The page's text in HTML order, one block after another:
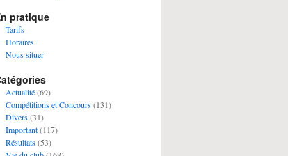
pratique
Tarifs
Horaires
Nous situer
Actualité(69)
Compétitions et Concours(131)
Divers(31)
Important(117)
Résultats(53)